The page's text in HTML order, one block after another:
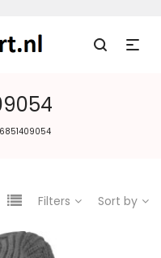
Filters Sort by